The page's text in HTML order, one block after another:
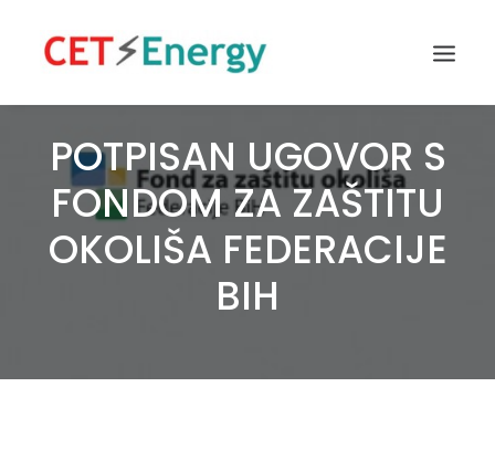
POTPISAN UGOVOR S
FONDOM ZA ZAŠTITU
OKOLIŠA FEDERACIJE
BIH